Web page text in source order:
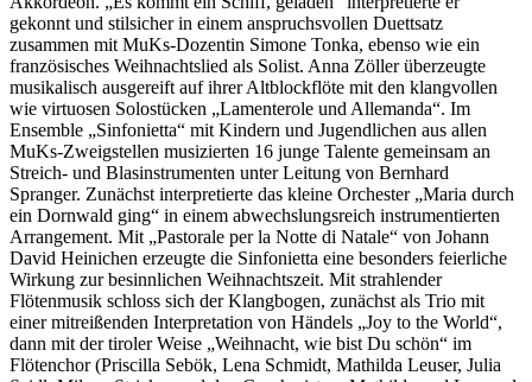
gekonnt und stilsicher in einem anspruchsvollen Duettsatz
zusammen mit MuKs-Dozentin Simone Tonka, ebenso wie ein
französisches Weihnachtslied als Solist. Anna Zöller überzeugte
musikalisch ausgereift auf ihrer Altblockflöte mit den klangvollen
wie virtuosen Solostücken „Lamenterole und Allemanda“. Im
Ensemble „Sinfonietta“ mit Kindern und Jugendlichen aus allen
MuKs-Zweigstellen musizierten 16 junge Talente gemeinsam an
Streich- und Blasinstrumenten unter Leitung von Bernhard
Spranger. Zunächst interpretierte das kleine Orchester „Maria durch
ein Dornwald ging“ in einem abwechslungsreich instrumentierten
Arrangement. Mit „Pastorale per la Notte di Natale“ von Johann
David Heinichen erzeugte die Sinfonietta eine besonders feierliche
Wirkung zur besinnlichen Weihnachtszeit. Mit strahlender
Flötenmusik schloss sich der Klangbogen, zunächst als Trio mit
einer mitreißenden Interpretation von Händels „Joy to the World“,
dann mit der tiroler Weise „Weihnacht, wie bist Du schön“ im
Flötenchor (Priscilla Sebök, Lena Schmidt, Mathilda Leuser, Julia